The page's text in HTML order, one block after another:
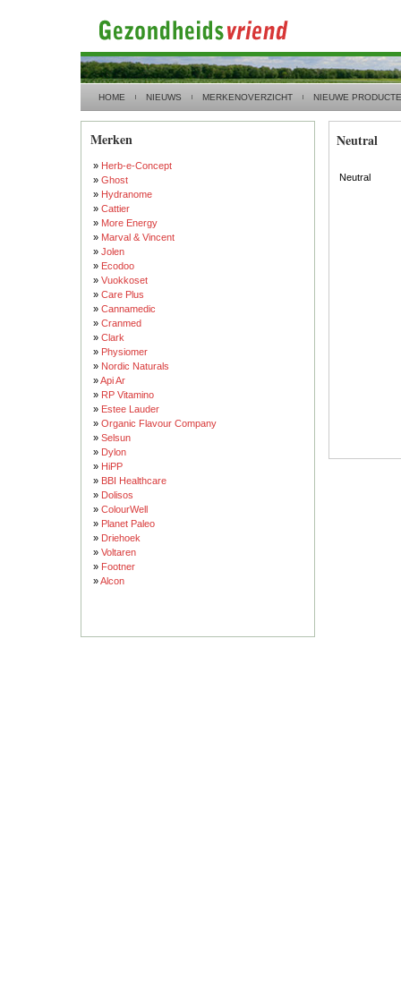
HOME NIEUWS MERKENOVERZICHT NIEUWE
Merken
» Herb-e-Concept
» Ghost
» Hydranome
» Cattier
» More Energy
» Marval & Vincent
» Jolen
» Ecodoo
» Vuokkoset
» Care Plus
» Cannamedic
» Cranmed
» Clark
» Physiomer
» Nordic Naturals
»Api Ar
» RP Vitamino
» Estee Lauder
» Organic Flavour Company
» Selsun
» Dylon
» HiPP
» BBI Healthcare
» Dolisos
» ColourWell
» Planet Paleo
» Driehoek
» Voltaren
» Footner
»Alcon
Neutral
Neutral